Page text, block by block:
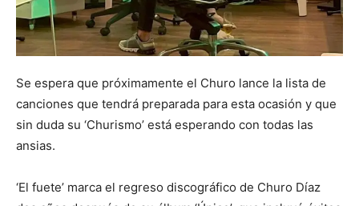
Se espera que próximamente el Churo lance la lista de
canciones que tendrá preparada para esta ocasión y que
sin duda su ‘Churismo’ está esperando con todas las
ansias.
‘El fuete’ marca el regreso discográfico de Churo Díaz